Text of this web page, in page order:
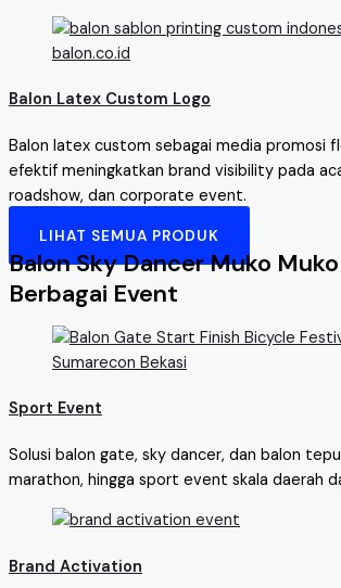
Balon Latex Custom Logo
Balon latex custom sebagai media promosi
efektif meningkatkan brand visibility pada
roadshow, dan corporate event.
LIHAT SEMUA PRODUK
Balon Sky Dancer Muko
Berbagai Event
Sport Event
Solusi balon gate, sky dancer, dan balon
marathon, hingga sport event skala daerah
Brand Activation